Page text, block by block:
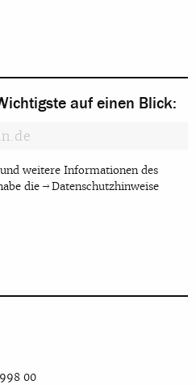
auf einen Blick:
weitere Informationen des
die
Datenschutzhinweise
00